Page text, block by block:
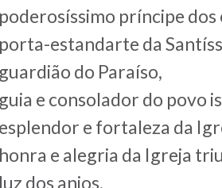
príncipe dos
estandarte da
do Paraíso,
e consolador do povo
e fortaleza da
e alegria da Igreja
dos anjos,